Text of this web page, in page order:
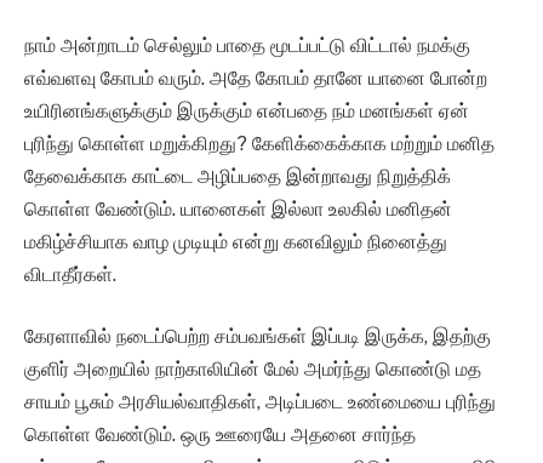
நாம் அன்றாடம் செல்லும் பாதை மூடப்பட்டு விட்டால் நமக்கு
எவ்வளவு கோபம் வரும். அதே கோபம் தானே யானை போன்ற
உயிரினங்களுக்கும் இருக்கும் என்பதை நம் மனங்கள் ஏன்
புரிந்து கொள்ள மறுக்கிறது? கேளிக்கைக்காக மற்றும் மனித
தேவைக்காக காட்டை அழிப்பதை இன்றாவது நிறுத்திக்
கொள்ள வேண்டும். யானைகள் இல்லா உலகில் மனிதன்
மகிழ்ச்சியாக வாழ முடியும் என்று கனவிலும் நினைத்து
விடாதீர்கள்.
கேரளாவில் நடைப்பெற்ற சம்பவங்கள் இப்படி இருக்க, இதற்கு
குளிர் அறையில் நாற்காலியின் மேல் அமர்ந்து கொண்டு மத
சாயம் பூசும் அரசியல்வாதிகள், அடிப்படை உண்மையை புரிந்து
கொள்ள வேண்டும். ஒரு ஊரையே அதனை சார்ந்த